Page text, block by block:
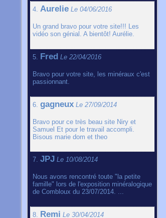
4. Aurelie Le 04/06/2016
Un grand bravo pour votre site!!! Les
vidéo son génial. A bientôt! Aurélie.
5. Fred Le 22/04/2016
Bravo pour votre site, les minéraux c'est
passionnant.
6. gagneux Le 27/09/2014
Bravo pour ce très beau site Niry et
Samuel Et pour le travail accompli.
Bisous marie dom et theo
7. JPJ Le 10/08/2014
Nous avons rencontré toute "la petite
famille" lors de l'exposition minéralogique
de Combloux du 23/07/2014. ...
8. Remi Le 30/04/2014